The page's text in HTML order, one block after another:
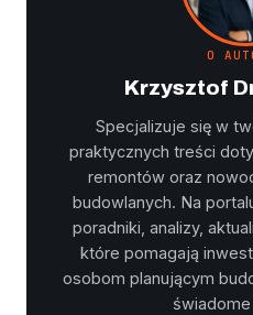
O
Krzysztof
Specjalizuje się w
praktycznych treści
remontów oraz
budowlanych. Na
poradniki, analizy,
które pomagają
osobom planującym